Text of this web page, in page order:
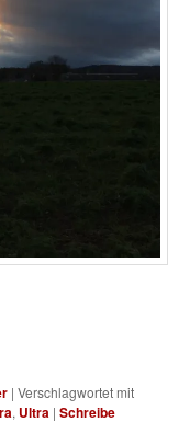
|Verschlagwortet mit
, Ultra |Schreibe